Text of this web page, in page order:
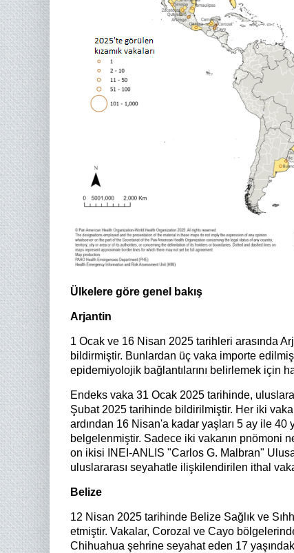
Ülkelere göre genel bakış
Arjantin
1 Ocak ve 16 Nisan 2025 tarihleri arasında
bildirmiştir. Bunlardan üç vaka importe
epidemiyolojik bağlantılarını belirlemek için
Endeks vaka 31 Ocak 2025 tarihinde,
Şubat 2025 tarihinde bildirilmiştir. Her iki
ardından 16 Nisan'a kadar yaşları 5 ay ile
belgelenmiştir. Sadece iki vakanın pnömoni
on ikisi INEI-ANLIS "Carlos G. Malbran"
uluslararası seyahatle ilişkilendirilen ithal
Belize
12 Nisan 2025 tarihinde Belize Sağlık ve
etmiştir. Vakalar, Corozal ve Cayo
Chihuahua şehrine seyahat eden 17